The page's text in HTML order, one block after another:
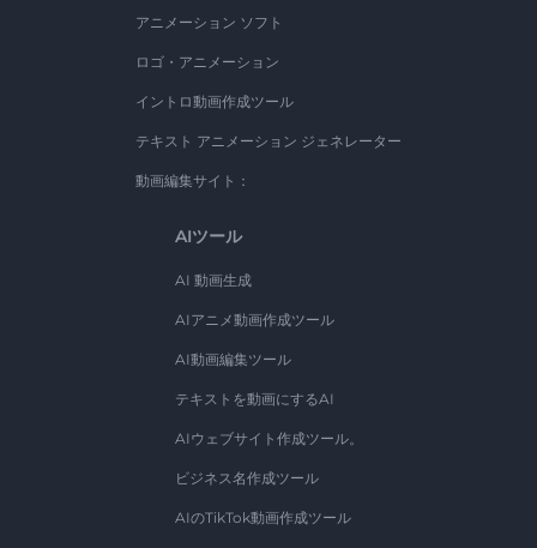
アニメーション ソフト
ロゴ・アニメーション
イントロ動画作成ツール
テキスト アニメーション ジェネレーター
動画編集サイト：
AIツール
AI 動画生成
AIアニメ動画作成ツール
AI動画編集ツール
テキストを動画にするAI
AIウェブサイト作成ツール。
ビジネス名作成ツール
AIのTikTok動画作成ツール